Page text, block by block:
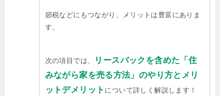
節税などにもつながり、メリットは豊富にありま
す。
次の項目では、
リースバックを含めた「住
みながら家を売る方法」のやり方とメリ
ットデメリット について詳しく解説します！